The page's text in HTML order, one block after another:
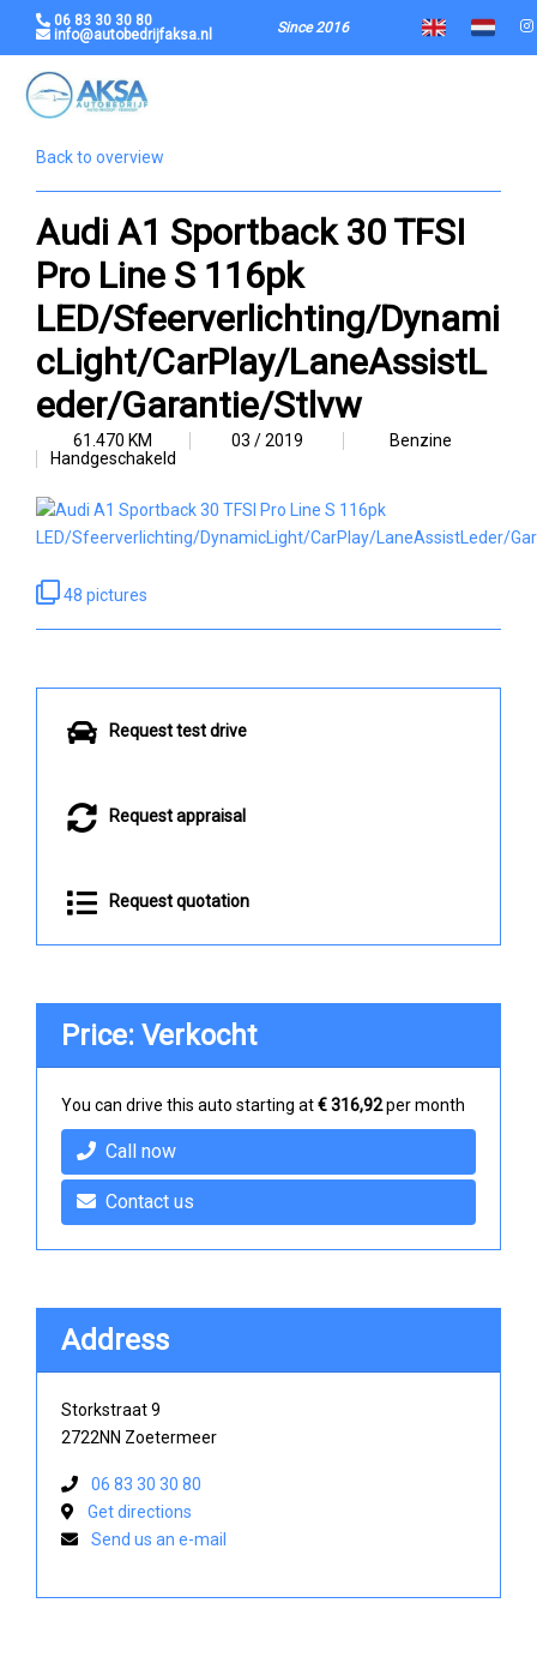
06 83 30 30 80
info@autobedrijfaksa.nl
Since 2016
Back to overview
Audi A1 Sportback 30 TFSI
Pro Line S 116pk
LED/Sfeerverlichting/Dynami
cLight/CarPlay/LaneAssistL
eder/Garantie/Stlvw
61.470 KM 03 / 2019
Benzine
Handgeschakeld
48 pictures
Request test drive
Request appraisal
Request quotation
Price: Verkocht
You can drive this auto starting at€ 316,92per month
Call now
Contact us
Address
Storkstraat 9
2722NN Zoetermeer
06 83 30 30 80
Get directions
Send us an e-mail